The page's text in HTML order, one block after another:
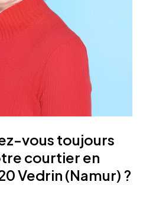
vous toujours
courtier en
Vedrin (Namur) ?